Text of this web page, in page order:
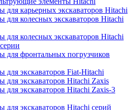
для карьерных экскаваторов Hitachi
для колесных экскаваторов Hitachi
для колесных экскаваторов Hitachi
для фронтальных погрузчиков
для экскаваторов Fiat-Hitachi
для экскаваторов Hitachi Zaxis
для экскаваторов Hitachi Zaxis-3
для экскаваторов Hitachi серий